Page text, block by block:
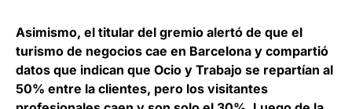
Asimismo, el titular del gremio alertó de que el
turismo de negocios cae en Barcelona y compartió
datos que indican que Ocio y Trabajo se repartían al
50% entre la clientes, pero los visitantes